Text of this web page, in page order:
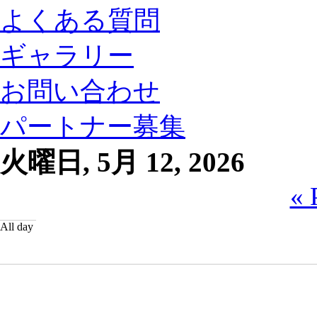
よくある質問
ギャラリー
お問い合わせ
パートナー募集
火曜日, 5月 12, 2026
«
All day